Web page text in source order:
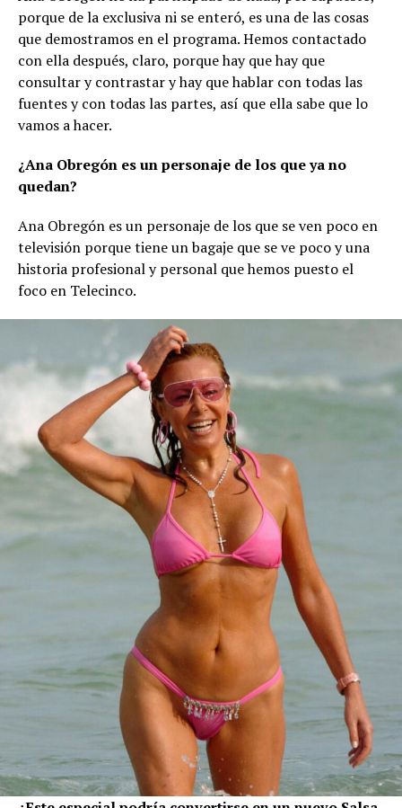
porque de la exclusiva ni se enteró, es una de las cosas
que demostramos en el programa. Hemos contactado
con ella después, claro, porque hay que hay que
consultar y contrastar y hay que hablar con todas las
fuentes y con todas las partes, así que ella sabe que lo
vamos a hacer.
¿Ana Obregón es un personaje de los que ya no
quedan?
Ana Obregón es un personaje de los que se ven poco en
televisión porque tiene un bagaje que se ve poco y una
historia profesional y personal que hemos puesto el
foco en Telecinco.